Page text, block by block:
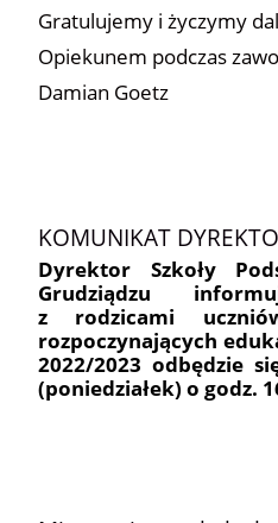
Gratulujemy i życzymy
Opiekunem podczas
Damian Goetz
KOMUNIKAT
Dyrektor Szkoły
Grudziądzu
z rodzicami
rozpoczynających
2022/2023 odbędzie
(poniedziałek) o godz.